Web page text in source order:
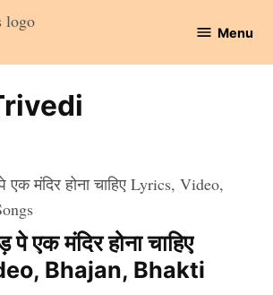
Temples
Menu
पे एक मंदिर होना चाहिए
Bhajan, Bhakti